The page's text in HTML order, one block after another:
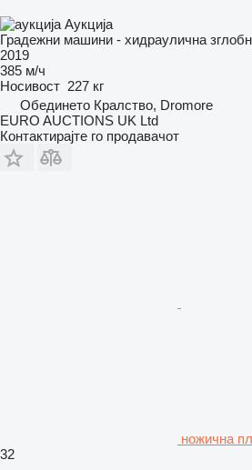
Аукција
Градежни машини - хидраулична
2019
385 м/ч
Носивост 227 кг
Обединето Кралство, Dromore
EURO AUCTIONS UK Ltd
Контактирајте го продавачот
ножична
32